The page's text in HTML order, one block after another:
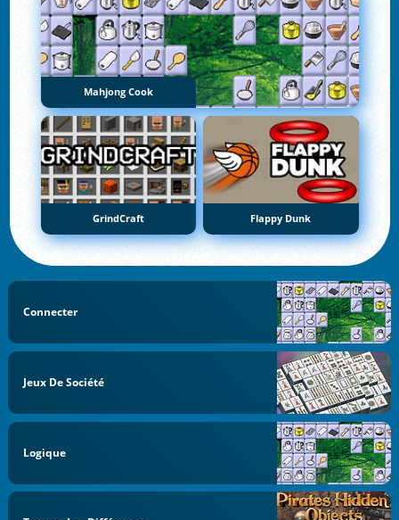
Mahjong Cook
GrindCraft Flappy Dunk
Connecter
Jeux De Société
Logique